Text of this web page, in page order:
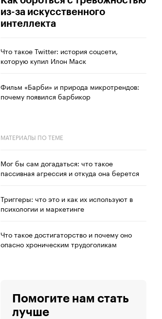
из-за искусственного
интеллекта
Что такое Twitter: история соцсети,
которую купил Илон Маск
Фильм «Барби» и природа микротрендов:
почему появился барбикор
МАТЕРИАЛЫ ПО ТЕМЕ
Мог бы сам догадаться: что такое
пассивная агрессия и откуда она берется
Триггеры: что это и как их используют в
психологии и маркетинге
Что такое достигаторство и почему оно
опасно хроническим трудоголикам
Помогите нам стать
лучше